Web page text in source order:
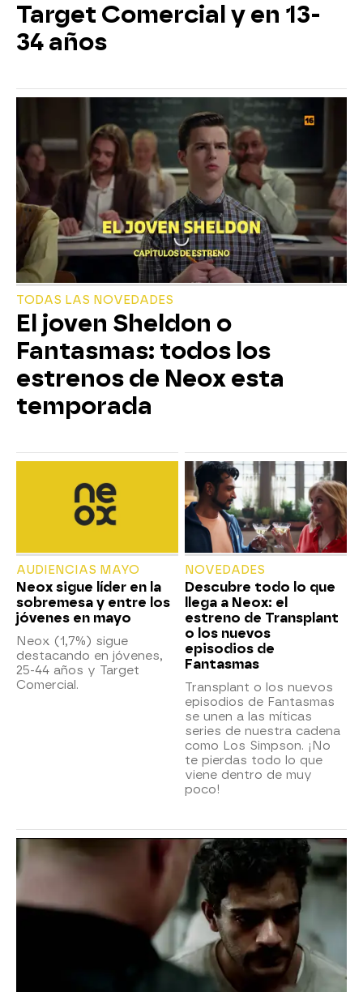
Target Comercial y en 13-
34 años
TODAS LAS NOVEDADES
El joven Sheldon o
Fantasmas: todos los
estrenos de Neox esta
temporada
AUDIENCIAS MAYO
Neox sigue líder en la
sobremesa y entre los
jóvenes en mayo
Neox (1,7%) sigue
destacando en jóvenes,
25-44 años y Target
Comercial.
NOVEDADES
Descubre todo lo que
llega a Neox: el
estreno de Transplant
o los nuevos
episodios de
Fantasmas
Transplant o los nuevos
episodios de Fantasmas
se unen a las míticas
series de nuestra cadena
como Los Simpson. ¡No
te pierdas todo lo que
viene dentro de muy
poco!